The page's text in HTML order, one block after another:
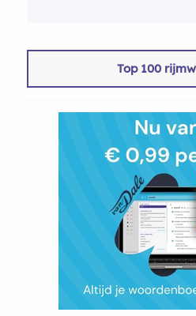
Top 100